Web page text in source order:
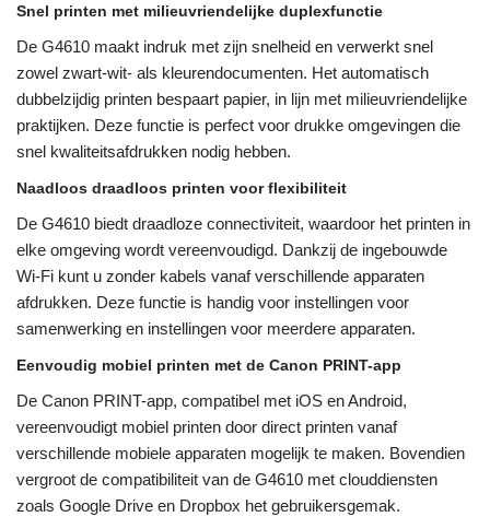
Snel printen met milieuvriendelijke duplexfunctie
De G4610 maakt indruk met zijn snelheid en verwerkt snel
zowel zwart-wit- als kleurendocumenten. Het automatisch
dubbelzijdig printen bespaart papier, in lijn met milieuvriendelijke
praktijken. Deze functie is perfect voor drukke omgevingen die
snel kwaliteitsafdrukken nodig hebben.
Naadloos draadloos printen voor flexibiliteit
De G4610 biedt draadloze connectiviteit, waardoor het printen in
elke omgeving wordt vereenvoudigd. Dankzij de ingebouwde
Wi-Fi kunt u zonder kabels vanaf verschillende apparaten
afdrukken. Deze functie is handig voor instellingen voor
samenwerking en instellingen voor meerdere apparaten.
Eenvoudig mobiel printen met de Canon PRINT-app
De Canon PRINT-app, compatibel met iOS en Android,
vereenvoudigt mobiel printen door direct printen vanaf
verschillende mobiele apparaten mogelijk te maken. Bovendien
vergroot de compatibiliteit van de G4610 met clouddiensten
zoals Google Drive en Dropbox het gebruikersgemak.